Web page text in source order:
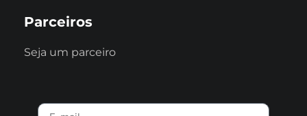
Parceiros
Seja um parceiro